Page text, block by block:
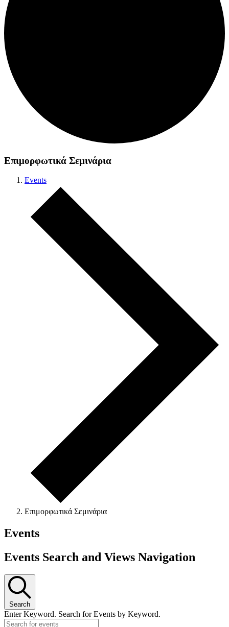
Επιμορφωτικά Σεμινάρια
Events
Επιμορφωτικά Σεμινάρια
Events
Events Search and Views Navigation
Search
Enter Keyword. Search for Events by Keyword.